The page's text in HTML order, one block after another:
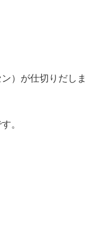
）が仕切りだしま
。